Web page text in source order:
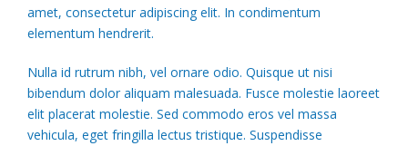
amet, consectetur adipiscing elit. In condimentum
elementum hendrerit.
Nulla id rutrum nibh, vel ornare odio. Quisque ut nisi
bibendum dolor aliquam malesuada. Fusce molestie laoreet
elit placerat molestie. Sed commodo eros vel massa
vehicula, eget fringilla lectus tristique. Suspendisse